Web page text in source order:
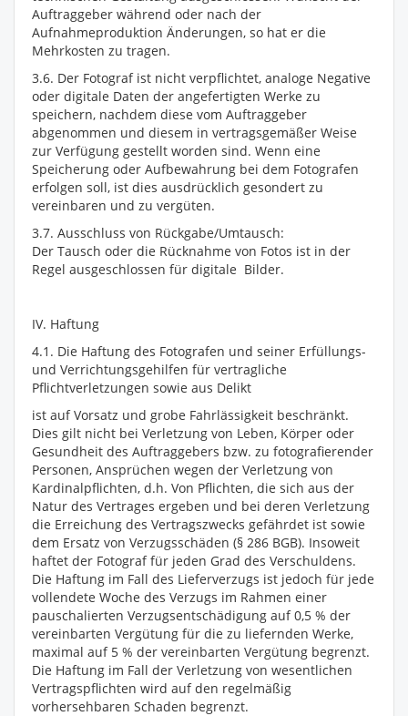
Auftraggeber während oder nach der
Aufnahmeproduktion Änderungen, so hat er die
Mehrkosten zu tragen.
3.6. Der Fotograf ist nicht verpflichtet, analoge Negative
oder digitale Daten der angefertigten Werke zu
speichern, nachdem diese vom Auftraggeber
abgenommen und diesem in vertragsgemäßer Weise
zur Verfügung gestellt worden sind. Wenn eine
Speicherung oder Aufbewahrung bei dem Fotografen
erfolgen soll, ist dies ausdrücklich gesondert zu
vereinbaren und zu vergüten.
3.7. Ausschluss von Rückgabe/Umtausch:
Der Tausch oder die Rücknahme von Fotos ist in der
Regel ausgeschlossen für digitale Bilder.
IV. Haftung
4.1. Die Haftung des Fotografen und seiner Erfüllungs-
und Verrichtungsgehilfen für vertragliche
Pflichtverletzungen sowie aus Delikt
ist auf Vorsatz und grobe Fahrlässigkeit beschränkt.
Dies gilt nicht bei Verletzung von Leben, Körper oder
Gesundheit des Auftraggebers bzw. zu fotografierender
Personen, Ansprüchen wegen der Verletzung von
Kardinalpflichten, d.h. Von Pflichten, die sich aus der
Natur des Vertrages ergeben und bei deren Verletzung
die Erreichung des Vertragszwecks gefährdet ist sowie
dem Ersatz von Verzugsschäden (§ 286 BGB). Insoweit
haftet der Fotograf für jeden Grad des Verschuldens.
Die Haftung im Fall des Lieferverzugs ist jedoch für jede
vollendete Woche des Verzugs im Rahmen einer
pauschalierten Verzugsentschädigung auf 0,5 % der
vereinbarten Vergütung für die zu liefernden Werke,
maximal auf 5 % der vereinbarten Vergütung begrenzt.
Die Haftung im Fall der Verletzung von wesentlichen
Vertragspflichten wird auf den regelmäßig
vorhersehbaren Schaden begrenzt.